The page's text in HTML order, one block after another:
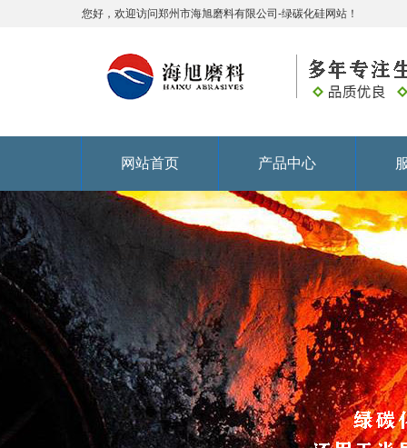
您好，欢迎访问郑州市海旭磨料有限公司-绿碳化硅网站！
网站首页 产品中心